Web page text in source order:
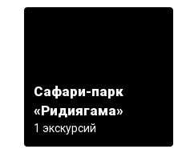
Сафари-парк
«Ридиягама»
1 экскурсий